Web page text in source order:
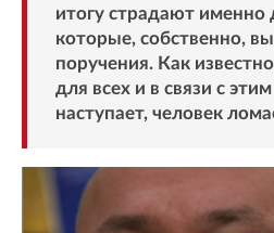
итогу страдают именно
которые, собственно,
поручения. Как
для всех и в связи с
наступает, человек